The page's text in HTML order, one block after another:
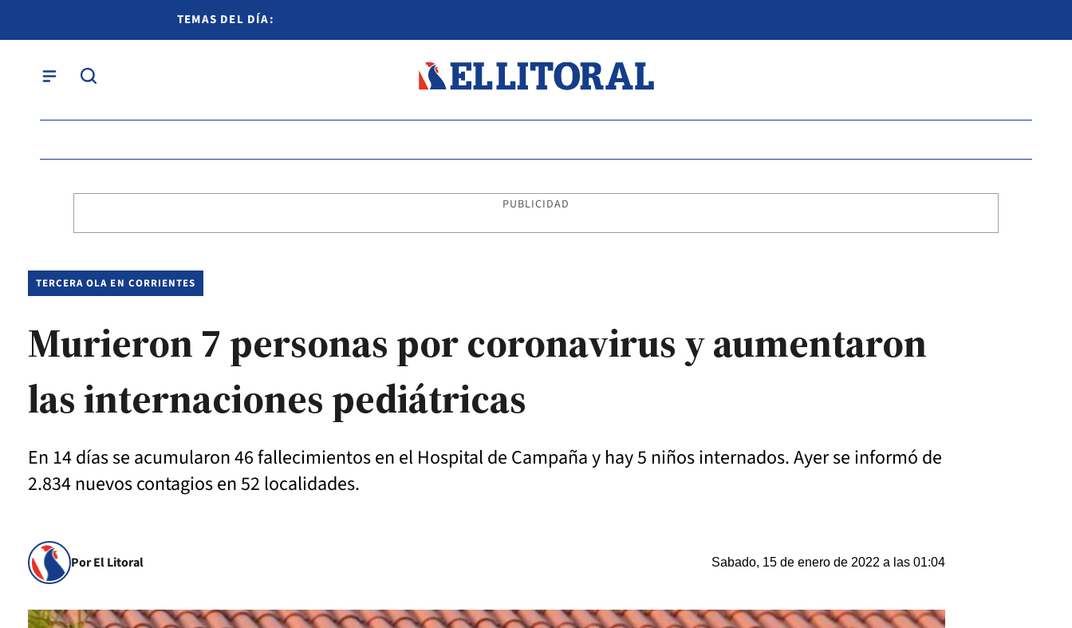
TEMAS DEL DÍA:
PUBLICIDAD
TERCERA OLA EN CORRIENTES
Murieron 7 personas por coronavirus y aumentaron
las internaciones pediátricas
En 14 días se acumularon 46 fallecimientos en el Hospital de Campaña y hay 5 niños internados. Ayer se informó de
2.834 nuevos contagios en 52 localidades.
Por El Litoral Sabado, 15 de enero de 2022 a las 01:04